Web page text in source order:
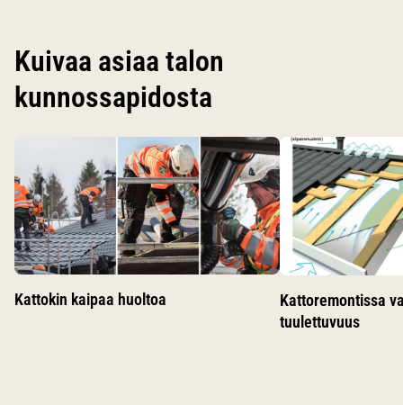
Kuivaa asiaa talon
kunnossapidosta
Käytä nuolinäppäimiä siirtyäksesi karusellin diojen välillä.
Kattokin kaipaa huoltoa
Kattoremontissa
tuulettuvuus